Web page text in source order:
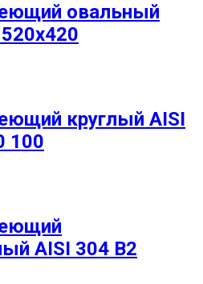
овальный
круглый AISI
100
AISI 304 B2